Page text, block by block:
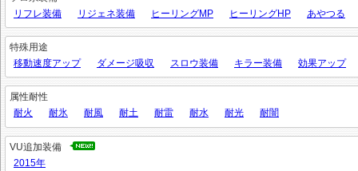
リフレ装備
リジェネ装備 ヒーリングMP ヒーリングHP あやつる
特殊用途
移動速度アップ
ダメージ吸収 スロウ装備 キラー装備 効果アップ
属性耐性
耐火
耐氷 耐風 耐土 耐雷 耐水 耐光 耐闇
VU追加装備
2015年